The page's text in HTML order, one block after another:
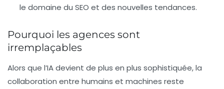
le domaine du SEO et des nouvelles tendances.
Pourquoi les agences sont
irremplaçables
Alors que l’IA devient de plus en plus sophistiquée, la
collaboration entre humains et machines reste